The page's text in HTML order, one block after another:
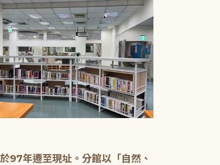
97年遷至現址。分館以「自然、